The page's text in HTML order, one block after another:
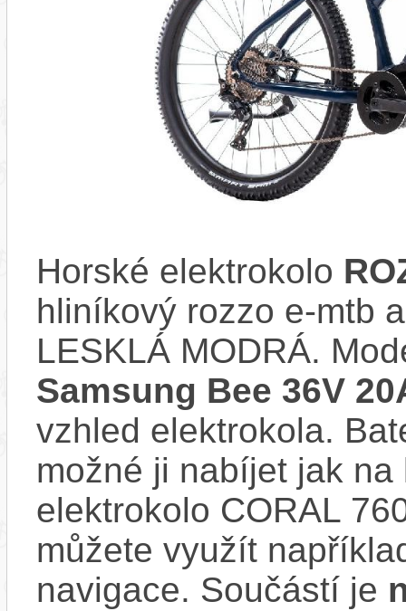
Horské elektrokolo
hliníkový rozzo e-mtb
LESKLÁ MODRÁ.
Samsung Bee 36V
vzhled elektrokola.
možné ji nabíjet jak
elektrokolo CORAL
můžete využít
navigace. Součástí je